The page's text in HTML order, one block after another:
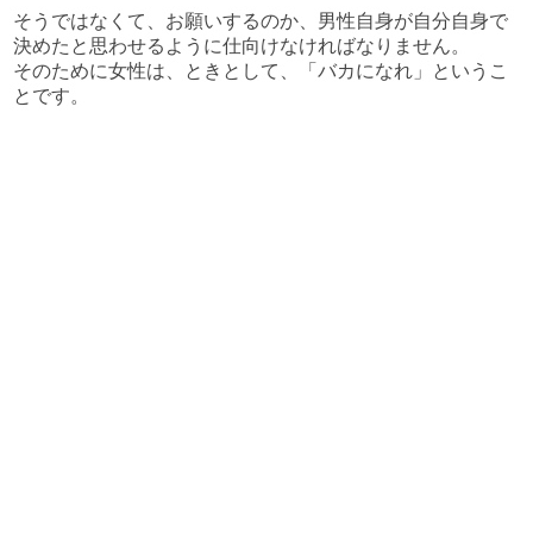
そうではなくて、お願いするのか、男性自身が自分自身で
決めたと思わせるように仕向けなければなりません。
そのために女性は、ときとして、「バカになれ」というこ
とです。